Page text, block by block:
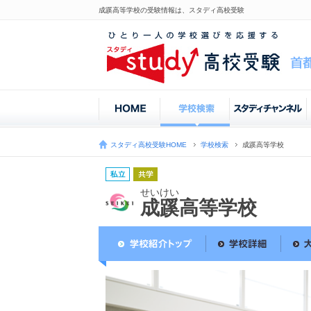
成蹊高等学校の受験情報は、スタディ高校受験
スタディ高校受験HOME 学校検索 成蹊高等学校
せいけい
成蹊高等学校